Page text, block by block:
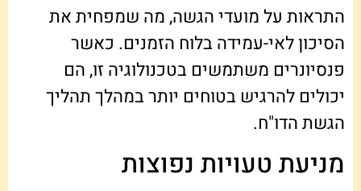
התראות על מועדי הגשה, מה שמפחית את
הסיכון לאי-עמידה בלוח הזמנים. כאשר
פנסיונרים משתמשים בטכנולוגיה זו, הם
יכולים להרגיש בטוחים יותר במהלך תהליך
הגשת הדו"ח.
מניעת טעויות נפוצות